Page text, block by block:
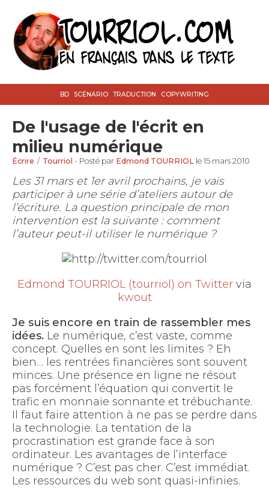
BD SCÉNARIO TRADUCTION COPYWRITING
De l'usage de l'écrit en
milieu numérique
Écrire / Tourriol - Posté par Edmond TOURRIOL le 15 mars 2010
Les 31 mars et 1er avril prochains, je vais
participer à une série d’ateliers autour de
l’écriture. La question principale de mon
intervention est la suivante : comment
l’auteur peut-il utiliser le numérique ?
Edmond TOURRIOL (tourriol) on Twitter via
kwout
Je suis encore en train de rassembler mes
idées. Le numérique, c’est vaste, comme
concept. Quelles en sont les limites ? Eh
bien… les rentrées financières sont souvent
minces. Une présence en ligne ne résout
pas forcément l’équation qui convertit le
trafic en monnaie sonnante et trébuchante.
Il faut faire attention à ne pas se perdre dans
la technologie. La tentation de la
procrastination est grande face à son
ordinateur. Les avantages de l’interface
numérique ? C’est pas cher. C’est immédiat.
Les ressources du web sont quasi-infinies.